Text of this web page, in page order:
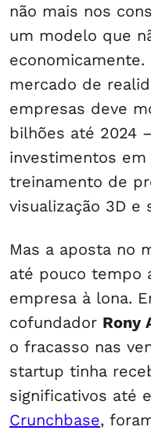
não mais nos
um modelo que
economicamente.
mercado de
empresas deve
bilhões até 2024
investimentos em
treinamento de
visualização 3D e
Mas a aposta no
até pouco tempo
empresa à lona.
cofundador Rony
o fracasso nas
startup tinha
significativos até
Crunchbase,